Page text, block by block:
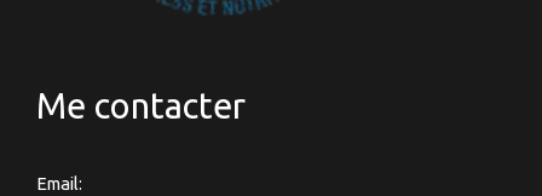
Me contacter
Email: